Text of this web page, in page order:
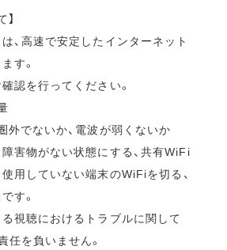
、高速で安定したインターネット
す。
認を行ってください。
外でないか、電波が弱くないか
害物がない状態にする、共有WiFi
用していない端末のWiFiを切る、
す。
視聴におけるトラブルに関して
任を負いません。